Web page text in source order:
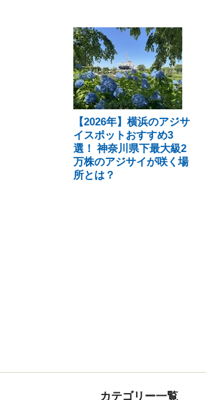
【2026年】横浜のアジサ
イスポットおすすめ3
選！ 神奈川県下最大級2
万株のアジサイが咲く場
所とは？
カテゴリー一覧